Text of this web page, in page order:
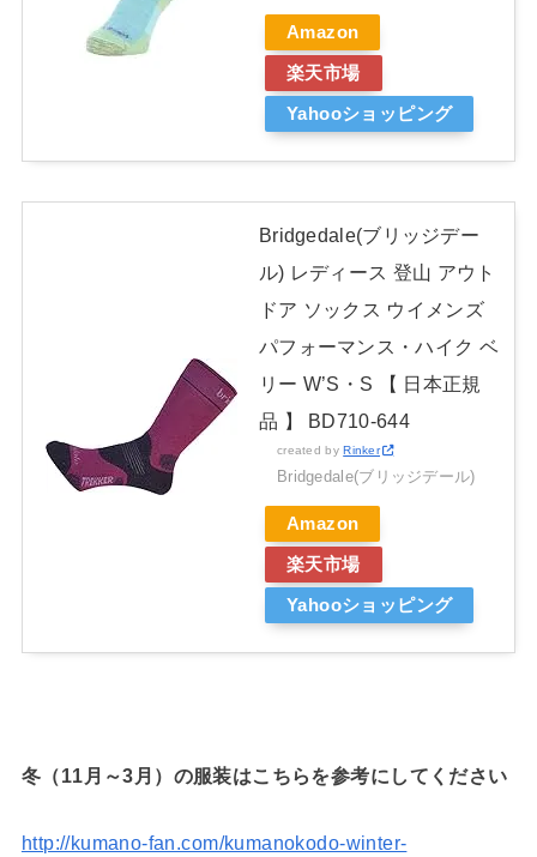
Amazon
楽天市場
Yahooショッピング
Bridgedale(ブリッジデー
ル) レディース 登山 アウト
ドア ソックス ウイメンズ
パフォーマンス・ハイク ベ
リー W’S・S 【 日本正規
品 】 BD710-644
created byRinker
Bridgedale(ブリッジデール)
Amazon
楽天市場
Yahooショッピング
冬（11月～3月）の服装はこちらを参考にしてください
http://kumano-fan.com/kumanokodo-winter-